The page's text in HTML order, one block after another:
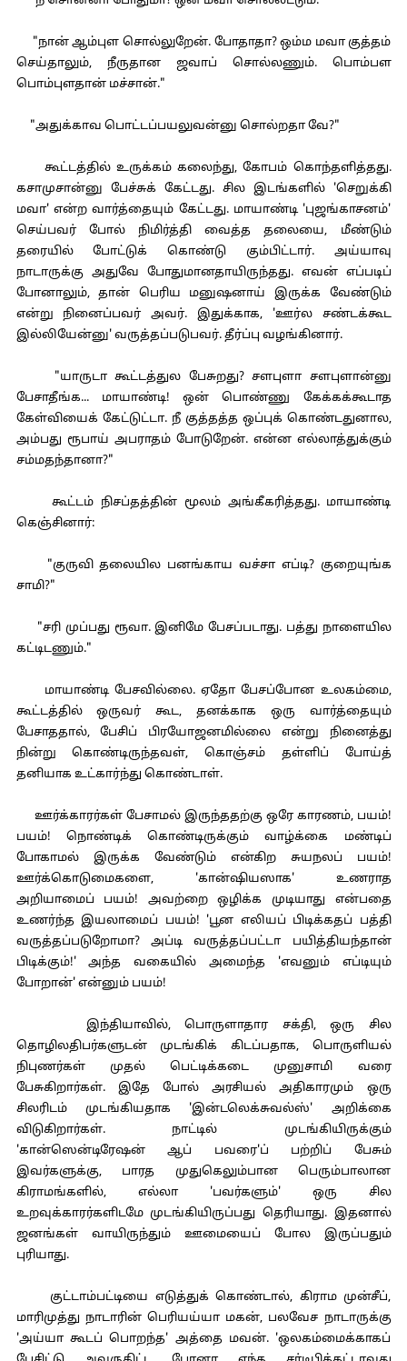
"நான் ஆம்புள சொல்லுறேன். போதாதா? ஒம்ம மவா குத்தம்
செய்தாலும், நீருதான ஜவாப் சொல்லணும். பொம்பள
பொம்புளதான் மச்சான்."
"அதுக்காவ பொட்டப்பயலுவன்னு சொல்றதா வே?"
கூட்டத்தில் உருக்கம் கலைந்து, கோபம் கொந்தளித்தது.
கசாமுசான்னு பேச்சுக் கேட்டது. சில இடங்களில் 'செறுக்கி
மவா' என்ற வார்த்தையும் கேட்டது. மாயாண்டி 'புஜங்காசனம்'
செய்பவர் போல் நிமிர்த்தி வைத்த தலையை, மீண்டும்
தரையில் போட்டுக் கொண்டு கும்பிட்டார். அய்யாவு
நாடாருக்கு அதுவே போதுமானதாயிருந்தது. எவன் எப்படிப்
போனாலும், தான் பெரிய மனுஷனாய் இருக்க வேண்டும்
என்று நினைப்பவர் அவர். இதுக்காக, 'ஊர்ல சண்டக்கூட
இல்லியேன்னு' வருத்தப்படுபவர். தீர்ப்பு வழங்கினார்.
"யாருடா கூட்டத்துல பேசுறது? சளபுளா சளபுளான்னு
பேசாதீங்க... மாயாண்டி! ஒன் பொண்ணு கேக்கக்கூடாத
கேள்வியைக் கேட்டுட்டா. நீ குத்தத்த ஒப்புக் கொண்டதுனால,
அம்பது ரூபாய் அபராதம் போடுறேன். என்ன எல்லாத்துக்கும்
சம்மதந்தானா?"
கூட்டம் நிசப்தத்தின் மூலம் அங்கீகரித்தது. மாயாண்டி
கெஞ்சினார்:
"குருவி தலையில பனங்காய வச்சா எப்டி? குறையுங்க
சாமி?"
"சரி முப்பது ரூவா. இனிமே பேசப்படாது. பத்து நாளையில
கட்டிடணும்."
மாயாண்டி பேசவில்லை. ஏதோ பேசப்போன உலகம்மை,
கூட்டத்தில் ஒருவர் கூட, தனக்காக ஒரு வார்த்தையும்
பேசாததால், பேசிப் பிரயோஜனமில்லை என்று நினைத்து
நின்று கொண்டிருந்தவள், கொஞ்சம் தள்ளிப் போய்த்
தனியாக உட்கார்ந்து கொண்டாள்.
ஊர்க்காரர்கள் பேசாமல் இருந்ததற்கு ஒரே காரணம், பயம்!
பயம்! நொண்டிக் கொண்டிருக்கும் வாழ்க்கை மண்டிப்
போகாமல் இருக்க வேண்டும் என்கிற சுயநலப் பயம்!
ஊர்க்கொடுமைகளை, 'கான்ஷியஸாக' உணராத
அறியாமைப் பயம்! அவற்றை ஒழிக்க முடியாது என்பதை
உணர்ந்த இயலாமைப் பயம்! 'பூன எலியப் பிடிக்கதப் பத்தி
வருத்தப்படுறோமா? அப்டி வருத்தப்பட்டா பயித்தியந்தான்
பிடிக்கும்!' அந்த வகையில் அமைந்த 'எவனும் எப்டியும்
போறான்' என்னும் பயம்!
இந்தியாவில், பொருளாதார சக்தி, ஒரு சில
தொழிலதிபர்களுடன் முடங்கிக் கிடப்பதாக, பொருளியல்
நிபுணர்கள் முதல் பெட்டிக்கடை முனுசாமி வரை
பேசுகிறார்கள். இதே போல் அரசியல் அதிகாரமும் ஒரு
சிலரிடம் முடங்கியதாக 'இன்டலெக்சுவல்ஸ்' அறிக்கை
விடுகிறார்கள். நாட்டில் முடங்கியிருக்கும்
'கான்ஸென்டிரேஷன் ஆப் பவரை'ப் பற்றிப் பேசும்
இவர்களுக்கு, பாரத முதுகெலும்பான பெரும்பாலான
கிராமங்களில், எல்லா 'பவர்களும்' ஒரு சில
உறவுக்காரர்களிடமே முடங்கியிருப்பது தெரியாது. இதனால்
ஜனங்கள் வாயிருந்தும் ஊமையைப் போல இருப்பதும்
புரியாது.
குட்டாம்பட்டியை எடுத்துக் கொண்டால், கிராம முன்சீப்,
மாரிமுத்து நாடாரின் பெரியய்யா மகன், பலவேச நாடாருக்கு
'அய்யா கூடப் பொறந்த' அத்தை மவன். 'ஒலகம்மைக்காகப்